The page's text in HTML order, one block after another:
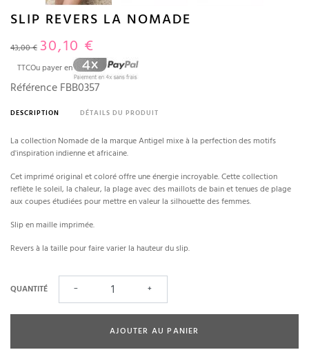
SLIP REVERS LA NOMADE
43,00 € 30,10 €
TTCOu payer en
Référence FBB0357
DESCRIPTION DÉTAILS DU PRODUIT
La collection Nomade de la marque Antigel mixe à la perfection des motifs
d'inspiration indienne et africaine.
Cet imprimé original et coloré offre une énergie incroyable. Cette collection
reflète le soleil, la chaleur, la plage avec des maillots de bain et tenues de plage
aux coupes étudiées pour mettre en valeur la silhouette des femmes.
Slip en maille imprimée.
Revers à la taille pour faire varier la hauteur du slip.
QUANTITÉ − +
AJOUTER AU PANIER